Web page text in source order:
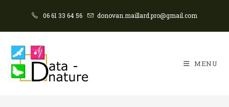
06 61 33 64 56 donovan.maillard.pro@gmail.com
MENU